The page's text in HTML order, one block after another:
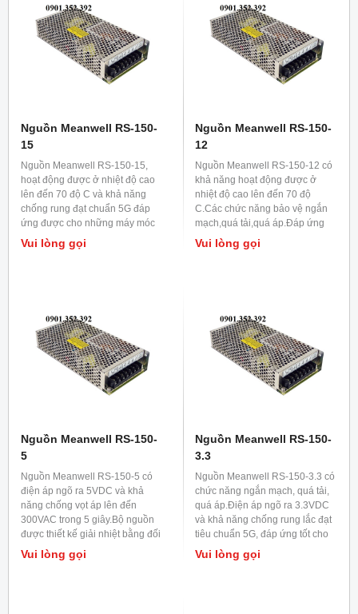
Nguồn Meanwell RS-150-
15
Nguồn Meanwell RS-150-15,
hoạt động được ở nhiệt độ cao
lên đến 70 độ C và khả năng
chống rung đạt chuẩn 5G đáp
ứng được cho những máy móc
công nghiệp có độ rung lắc
Vui lòng gọi
Nguồn Meanwell RS-150-
12
Nguồn Meanwell RS-150-12 có
khả năng hoạt động được ở
nhiệt độ cao lên đến 70 độ
C.Các chức năng bảo vệ ngắn
mạch,quá tải,quá áp.Đáp ứng
được cho ứng dụng chiếu sáng
Vui lòng gọi
Nguồn Meanwell RS-150-
5
Nguồn Meanwell RS-150-5 có
điện áp ngõ ra 5VDC và khả
năng chống vọt áp lên đến
300VAC trong 5 giây.Bộ nguồn
được thiết kế giải nhiệt bằng đối
lưu không khí.
Vui lòng gọi
Nguồn Meanwell RS-150-
3.3
Nguồn Meanwell RS-150-3.3 có
chức năng ngắn mạch, quá tải,
quá áp.Điện áp ngõ ra 3.3VDC
và khả năng chống rung lắc đạt
tiêu chuẩn 5G, đáp ứng tốt cho
tất cả các máy công nghiệp có
độ rung lắc mạnh.
Vui lòng gọi